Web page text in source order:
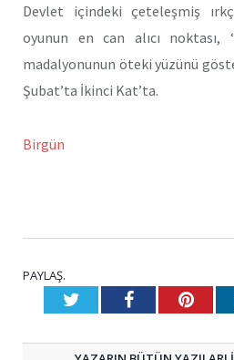
Devlet içindeki çeteleşmiş
oyunun en can alıcı noktası,
madalyonunun öteki yüzünü
Şubat’ta İkinci Kat’ta.
Birgün
PAYLAŞ.
TwitterFacebook